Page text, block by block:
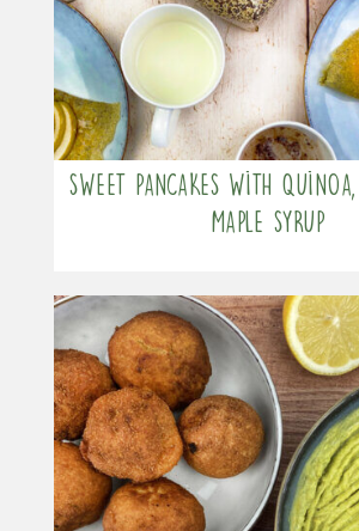
Sweet pancakes with quinoa,
maple syrup